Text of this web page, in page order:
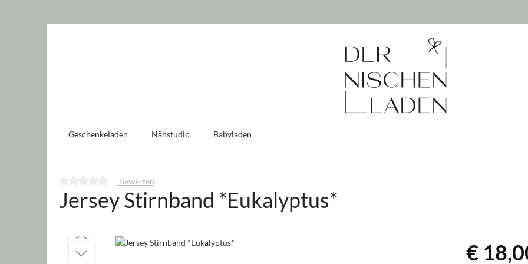
Geschenkeladen Nähstudio Babyladen
Durchschnittliche Bewertung von 0 von 5 Sternen
Bewerten
Jersey Stirnband *Eukalyptus*
Bildergalerie überspringen €